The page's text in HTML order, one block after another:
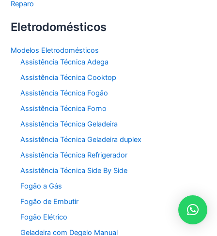
Reparo
Eletrodomésticos
Modelos Eletrodomésticos
Assistência Técnica Adega
Assistência Técnica Cooktop
Assistência Técnica Fogão
Assistência Técnica Forno
Assistência Técnica Geladeira
Assistência Técnica Geladeira duplex
Assistência Técnica Refrigerador
Assistência Técnica Side By Side
Fogão a Gás
Fogão de Embutir
Fogão Elétrico
Geladeira com Degelo Manual